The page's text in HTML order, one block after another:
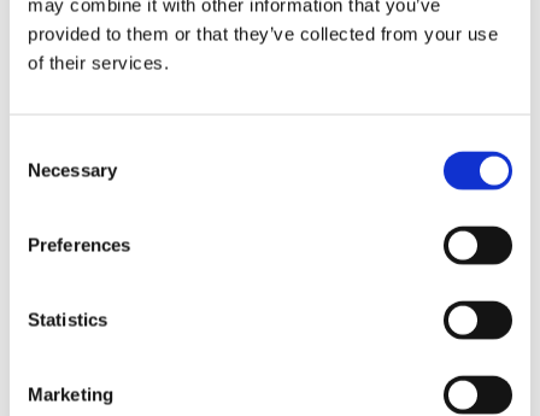
may combine it with other information that you’ve
provided to them or that they’ve collected from your use
of their services.
Selection
Necessary
Preferences
Statistics
Marketing
pörssisijoittaminen: miksi yhä useampi sijoittaja
haluaa mukaan kasvuyrityksiin? Kuvittele kaksi
kuljettajaa. Ensimmäinen ajaa modernia moottoritietä.

Kaikki,Uutiset
YRITYKSILLE – ELINVOIMAKESKUKSEN
TUKI KASVUUN